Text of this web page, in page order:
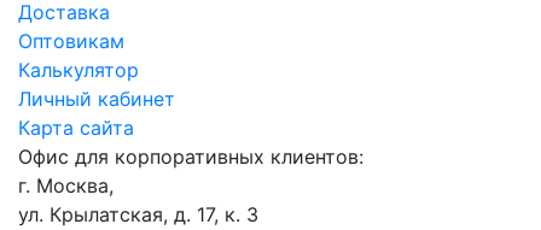
Доставка
Оптовикам
Калькулятор
Личный кабинет
Карта сайта
Офис для корпоративных клиентов:
г. Москва,
ул. Крылатская, д. 17, к. 3